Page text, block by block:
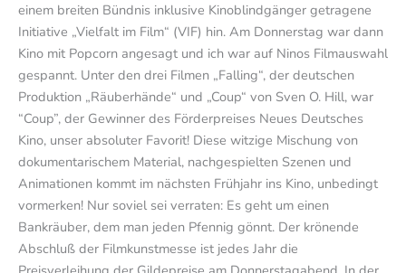
einem breiten Bündnis inklusive Kinoblindgänger getragene
Initiative „Vielfalt im Film“ (VIF) hin. Am Donnerstag war dann
Kino mit Popcorn angesagt und ich war auf Ninos Filmauswahl
gespannt. Unter den drei Filmen „Falling“, der deutschen
Produktion „Räuberhände“ und „Coup“ von Sven O. Hill, war
“Coup”, der Gewinner des Förderpreises Neues Deutsches
Kino, unser absoluter Favorit! Diese witzige Mischung von
dokumentarischem Material, nachgespielten Szenen und
Animationen kommt im nächsten Frühjahr ins Kino, unbedingt
vormerken! Nur soviel sei verraten: Es geht um einen
Bankräuber, dem man jeden Pfennig gönnt. Der krönende
Abschluß der Filmkunstmesse ist jedes Jahr die